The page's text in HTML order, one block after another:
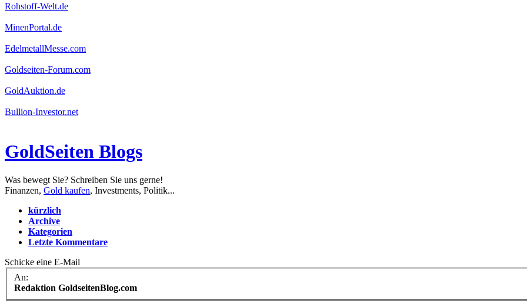
Rohstoff-Welt.de
MinenPortal.de
EdelmetallMesse.com
Goldseiten-Forum.com
GoldAuktion.de
Bullion-Investor.net
GoldSeiten Blogs
Was bewegt Sie? Schreiben Sie uns gerne!
Finanzen, Gold kaufen, Investments, Politik...
kürzlich
Archive
Kategorien
Letzte Kommentare
Schicke eine E-Mail
An:
Redaktion GoldseitenBlog.com